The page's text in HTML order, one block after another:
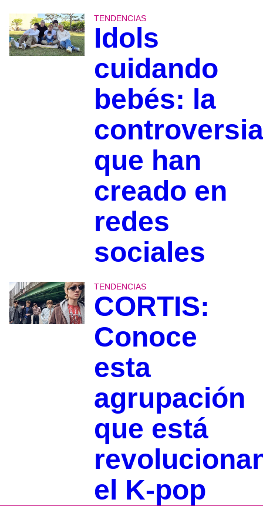
TENDENCIAS
Idols
cuidando
bebés: la
controversia
que han
creado en
redes
sociales
TENDENCIAS
CORTIS:
Conoce
esta
agrupación
que está
el K-pop